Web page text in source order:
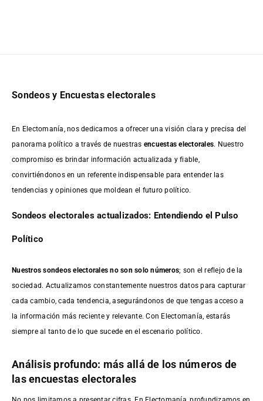
Sondeos y Encuestas electorales
En Electomanía, nos dedicamos a ofrecer una visión clara y precisa del
panorama político a través de nuestras encuestas electorales. Nuestro
compromiso es brindar información actualizada y fiable,
convirtiéndonos en un referente indispensable para entender las
tendencias y opiniones que moldean el futuro político.
Sondeos electorales actualizados: Entendiendo el Pulso
Político
Nuestros sondeos electorales no son solo números; son el reflejo de la
sociedad. Actualizamos constantemente nuestros datos para capturar
cada cambio, cada tendencia, asegurándonos de que tengas acceso a
la información más reciente y relevante. Con Electomanía, estarás
siempre al tanto de lo que sucede en el escenario político.
Análisis profundo: más allá de los números de
las encuestas electorales